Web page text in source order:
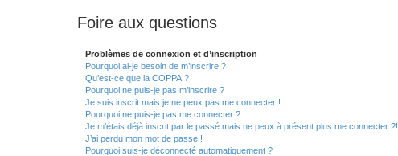
Foire aux questions
Problèmes de connexion et d’inscription
Pourquoi ai-je besoin de m’inscrire ?
Qu’est-ce que la COPPA ?
Pourquoi ne puis-je pas m’inscrire ?
Je suis inscrit mais je ne peux pas me connecter !
Pourquoi ne puis-je pas me connecter ?
Je m’étais déjà inscrit par le passé mais ne peux à présent plus me connecter ?!
J’ai perdu mon mot de passe !
Pourquoi suis-je déconnecté automatiquement ?